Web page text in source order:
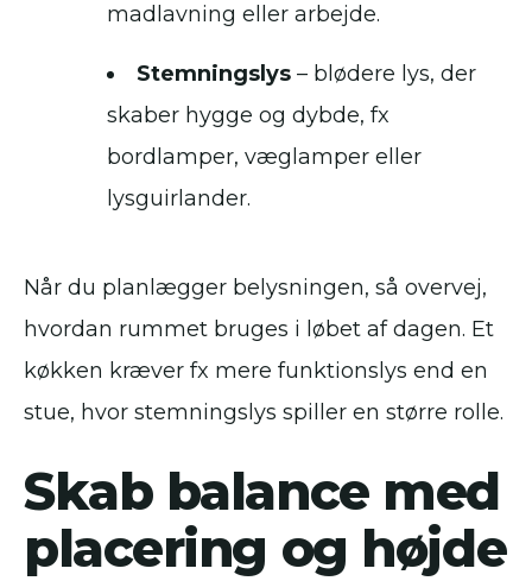
madlavning eller arbejde.
Stemningslys – blødere lys, der
skaber hygge og dybde, fx
bordlamper, væglamper eller
lysguirlander.
Når du planlægger belysningen, så overvej,
hvordan rummet bruges i løbet af dagen. Et
køkken kræver fx mere funktionslys end en
stue, hvor stemningslys spiller en større rolle.
Skab balance med
placering og højde